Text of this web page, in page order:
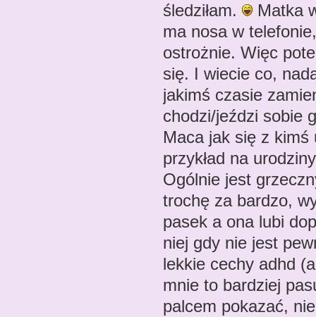
śledziłam.
Matka
ma nosa w
ostrożnie. Więc
się. I wiecie co,
jakimś czasie
chodzi/jeździ sobie
Maca jak się z
przykład na
Ogólnie jest
trochę za bardzo,
pasek a ona lubi
niej gdy nie jest
lekkie cechy adhd
mnie to bardziej
palcem pokazać,